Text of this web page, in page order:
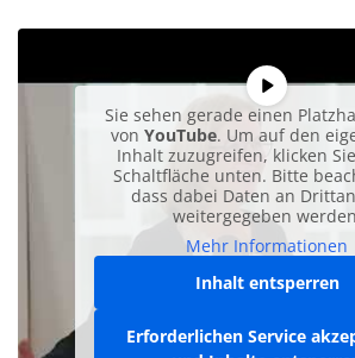
Sie sehen gerade einen
von YouTube. Um auf den
Inhalt zuzugreifen, klicken
Schaltfläche unten. Bitte
dass dabei Daten an
weitergegeben
Mehr Informationen
Inhalt entsperren
Erforderlichen Service